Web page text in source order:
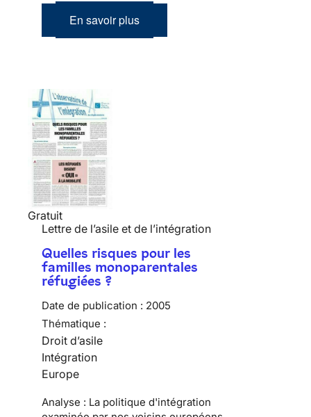
En savoir plus
Gratuit
Lettre de l’asile et de l’intégration
Quelles risques pour les
familles monoparentales
réfugiées ?
Date de publication : 2005
Thématique :
Droit d’asile
Intégration
Europe
Analyse : La politique d'intégration